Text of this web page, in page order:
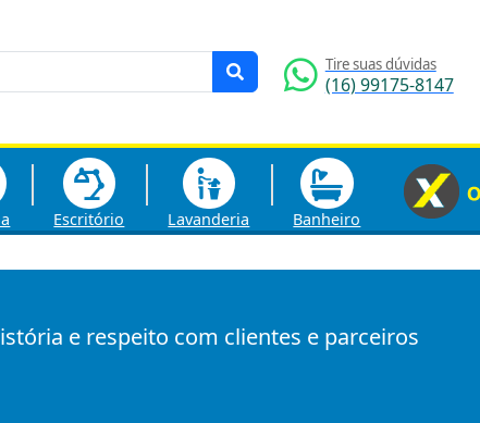
Tire suas dúvidas
(16) 99175-8147
Escritório Lavanderia Banheiro
e respeito com clientes e parceiros